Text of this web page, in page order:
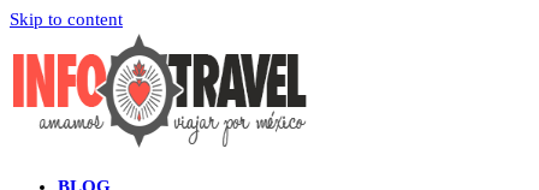
Skip to content